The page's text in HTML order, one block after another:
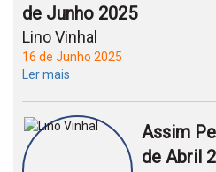
de Junho 2025
Lino Vinhal
16 de Junho 2025
Ler mais
Assim
de Abril